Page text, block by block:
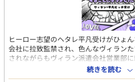
ヒーロー志望のヘタレ平凡受けがひょ
会社に拉致監禁され、色んなヴィラン
されながらもヴィラン派遣会社営業部
いくお話。 ゆるゆるヘタレお人好し流
複数／ラブコメ寄りわちゃわちゃ／明
続きを読む